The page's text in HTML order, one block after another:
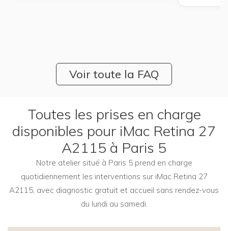
Voir toute la FAQ
Toutes les prises en charge
disponibles pour iMac Retina 27
A2115 à Paris 5
Notre atelier situé à Paris 5 prend en charge
quotidiennement les interventions sur iMac Retina 27
A2115, avec diagnostic gratuit et accueil sans rendez-vous
du lundi au samedi.